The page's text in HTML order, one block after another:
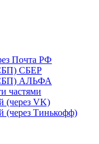
Почта РФ
СБЕР
СБП) АЛЬФА
частями
(через VK)
(через Тинькофф)